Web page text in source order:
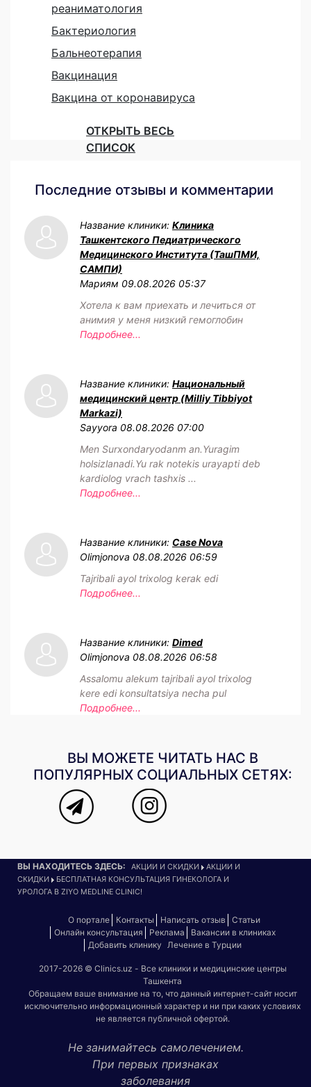
реаниматология
Бактериология
Бальнеотерапия
Вакцинация
Вакцина от коронавируса
ОТКРЫТЬ ВЕСЬ
СПИСОК
Последние отзывы и комментарии
Название клиники: Клиника
Ташкентского Педиатрического
Медицинского Института (ТашПМИ,
САМПИ)
Мариям 09.08.2026 05:37
Хотела к вам приехать и лечиться от
анимия у меня низкий гемоглобин
Подробнее...
Название клиники: Национальный
медицинский центр (Milliy Tibbiyot
Markazi)
Sayyora 08.08.2026 07:00
Men Surxondaryodanm an.Yuragim
holsizlanadi.Yu rak notekis urayapti deb
kardiolog vrach tashxis ...
Подробнее...
Название клиники: Case Nova
Olimjonova 08.08.2026 06:59
Tajribali ayol trixolog kerak edi
Подробнее...
Название клиники: Dimed
Olimjonova 08.08.2026 06:58
Assalomu alekum tajribali ayol trixolog
kere edi konsultatsiya necha pul
Подробнее...
ВЫ МОЖЕТЕ ЧИТАТЬ НАС В
ПОПУЛЯРНЫХ СОЦИАЛЬНЫХ СЕТЯХ:
ВЫ НАХОДИТЕСЬ ЗДЕСЬ: АКЦИИ И СКИДКИ
АКЦИИ И
СКИДКИ
БЕСПЛАТНАЯ КОНСУЛЬТАЦИЯ ГИНЕКОЛОГА И
УРОЛОГА В ZIYO MEDLINE CLINIC!
О портале Контакты Написать отзыв
Статьи
Онлайн консультация
Реклама
Вакансии в клиниках
Добавить клинику
Лечение в Турции
2017-2026 © Clinics.uz - Все клиники и медицинские центры
Ташкента
Обращаем ваше внимание на то, что данный интернет-сайт носит
исключительно информационный характер и ни при каких условиях
не является публичной офертой.
Не занимайтесь самолечением.
При первых признаках
заболевания